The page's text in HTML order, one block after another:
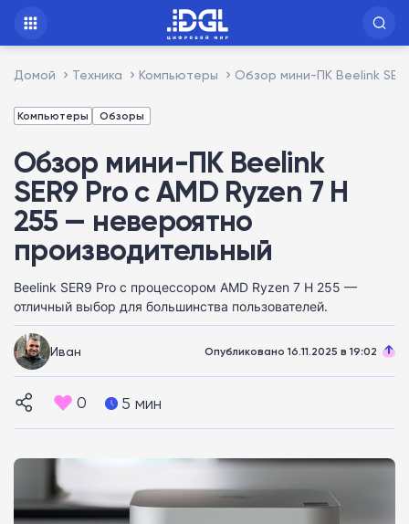
Домой Техника Компьютеры Обзор мини-ПК Beelink
Компьютеры Обзоры
Обзор мини-ПК Beelink
SER9 Pro с AMD Ryzen 7 H
255 — невероятно
производительный
Beelink SER9 Pro с процессором AMD Ryzen 7 H 255 —
отличный выбор для большинства пользователей.
Иван Опубликовано 16.11.2025 в 19:02
0 5 мин